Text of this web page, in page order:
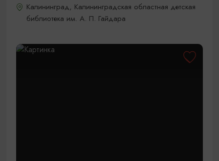
Калининград, Калининградская областная детская
библиотека им. А. П. Гайдара